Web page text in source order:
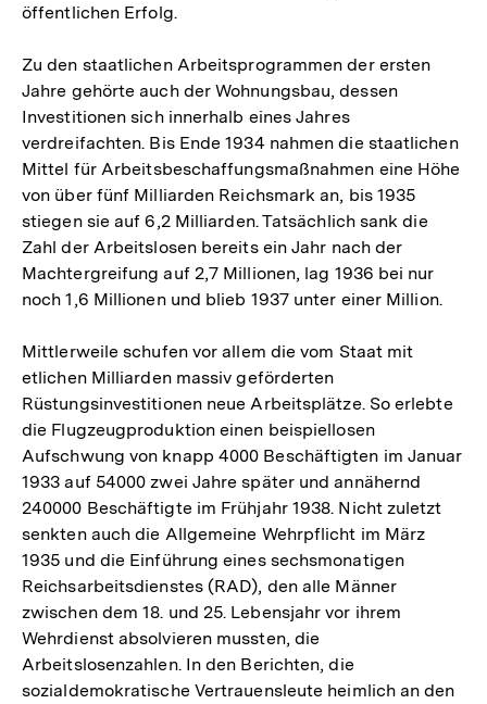
öffentlichen Erfolg.
Zu den staatlichen Arbeitsprogrammen der ersten
Jahre gehörte auch der Wohnungsbau, dessen
Investitionen sich innerhalb eines Jahres
verdreifachten. Bis Ende 1934 nahmen die staatlichen
Mittel für Arbeitsbeschaffungsmaßnahmen eine Höhe
von über fünf Milliarden Reichsmark an, bis 1935
stiegen sie auf 6,2 Milliarden. Tatsächlich sank die
Zahl der Arbeitslosen bereits ein Jahr nach der
Machtergreifung auf 2,7 Millionen, lag 1936 bei nur
noch 1,6 Millionen und blieb 1937 unter einer Million.
Mittlerweile schufen vor allem die vom Staat mit
etlichen Milliarden massiv geförderten
Rüstungsinvestitionen neue Arbeitsplätze. So erlebte
die Flugzeugproduktion einen beispiellosen
Aufschwung von knapp 4000 Beschäftigten im Januar
1933 auf 54000 zwei Jahre später und annähernd
240000 Beschäftigte im Frühjahr 1938. Nicht zuletzt
senkten auch die Allgemeine Wehrpflicht im März
1935 und die Einführung eines sechsmonatigen
Reichsarbeitsdienstes (RAD), den alle Männer
zwischen dem 18. und 25. Lebensjahr vor ihrem
Wehrdienst absolvieren mussten, die
Arbeitslosenzahlen. In den Berichten, die
sozialdemokratische Vertrauensleute heimlich an den